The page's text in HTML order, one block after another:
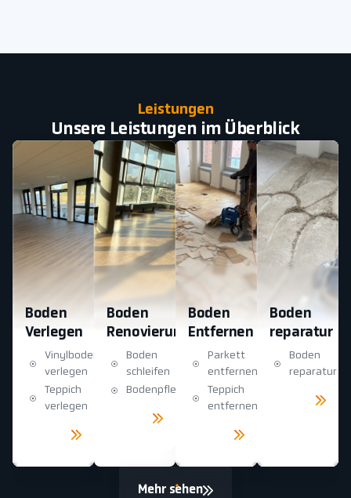
Leistungen
Unsere Leistungen im Überblick
Boden
Verlegen
Vinylboden
verlegen
Teppich
verlegen
Boden
Renovierung
Boden
schleifen
Bodenpflege
Boden
Entfernen
Parkett
entfernen
Teppich
entfernen
Boden
reparatur
Boden
reparatur
Mehr sehen